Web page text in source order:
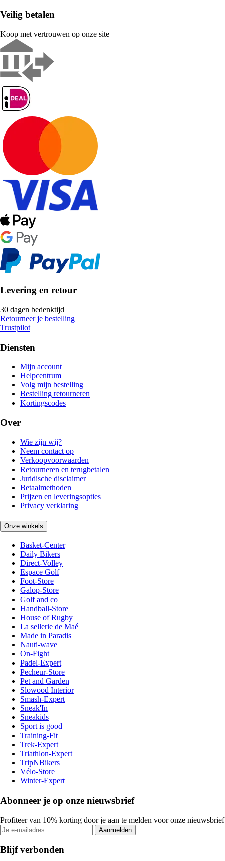
Veilig betalen
Koop met vertrouwen op onze site
Levering en retour
30 dagen bedenktijd
Retourneer je bestelling
Trustpilot
Diensten
Mijn account
Helpcentrum
Volg mijn bestelling
Bestelling retourneren
Kortingscodes
Over
Wie zijn wij?
Neem contact op
Verkoopvoorwaarden
Retourneren en terugbetalen
Juridische disclaimer
Betaalmethoden
Prijzen en leveringsopties
Privacy verklaring
Onze winkels
Basket-Center
Daily Bikers
Direct-Volley
Espace Golf
Foot-Store
Galop-Store
Golf and co
Handball-Store
House of Rugby
La sellerie de Maé
Made in Paradis
Nauti-wave
On-Fight
Padel-Expert
Pecheur-Store
Pet and Garden
Slowood Interior
Smash-Expert
Sneak'In
Sneakids
Sport is good
Training-Fit
Trek-Expert
Triathlon-Expert
TripNBikers
Vélo-Store
Winter-Expert
Abonneer je op onze nieuwsbrief
Profiteer van 10% korting door je aan te melden voor onze nieuwsbrief
Aanmelden
Blijf verbonden